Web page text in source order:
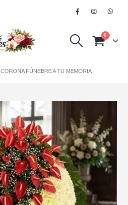
0
CORONA FÚNEBRE A TU MEMORIA